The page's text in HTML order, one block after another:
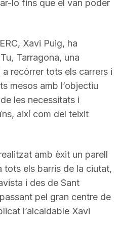
lo fins que el van poder
Xavi Puig, ha
Tarragona, una
recórrer tots els carrers i
mesos amb l’objectiu
les necessitats i
així com del teixit
amb èxit un parell
tots els barris de la ciutat,
i des de Sant
pel gran centre de
l’alcaldable Xavi